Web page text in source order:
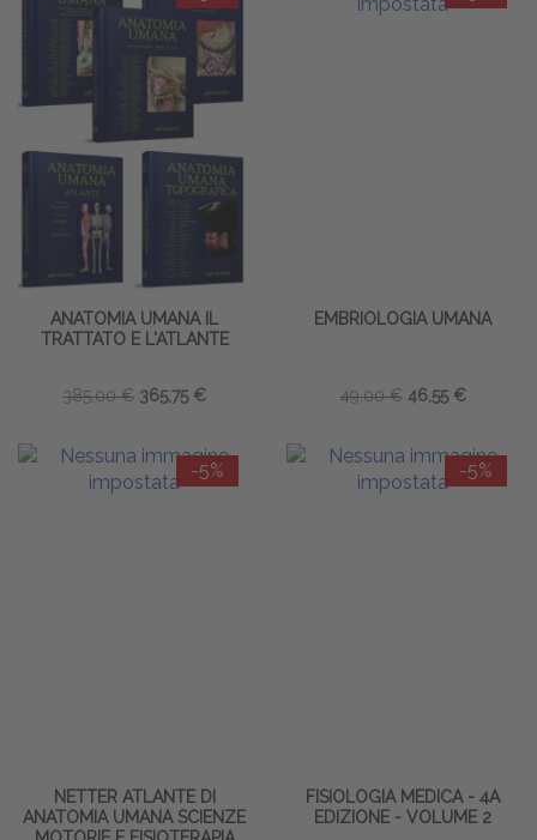
ANATOMIA UMANA IL
TRATTATO E L'ATLANTE
385,00 € 365,75 €
EMBRIOLOGIA UMANA
49,00 € 46,55 €
-5%
NETTER ATLANTE DI
ANATOMIA UMANA SCIENZE
-5%
FISIOLOGIA MEDICA - 4A
EDIZIONE - VOLUME 2